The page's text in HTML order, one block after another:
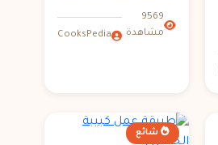
9569
مشاهدة
CooksPedia
شائع